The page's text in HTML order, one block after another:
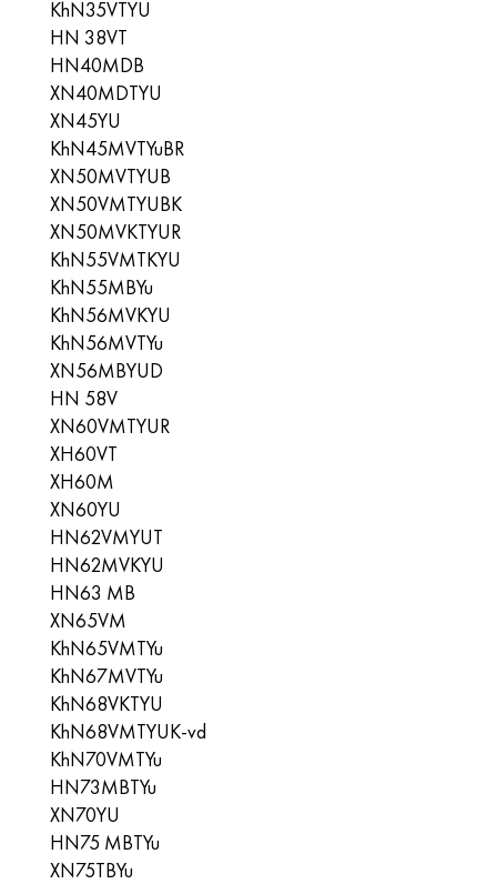
KhN35VTYU
HN 38VT
HN40MDB
XN40MDTYU
XN45YU
KhN45MVTYuBR
XN50MVTYUB
XN50VMTYUBK
XN50MVKTYUR
KhN55VMTKYU
KhN55MBYu
KhN56MVKYU
KhN56MVTYu
XN56MBYUD
HN 58V
XN60VMTYUR
XH60VT
XH60M
XN60YU
HN62VMYUT
HN62MVKYU
HN63 MB
XN65VM
KhN65VMTYu
KhN67MVTYu
KhN68VKTYU
KhN68VMTYUK-vd
KhN70VMTYu
HN73MBTYu
XN70YU
HN75 MBTYu
XN75TBYu